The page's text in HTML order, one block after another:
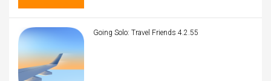
Going Solo: Travel Friends 4.2.55